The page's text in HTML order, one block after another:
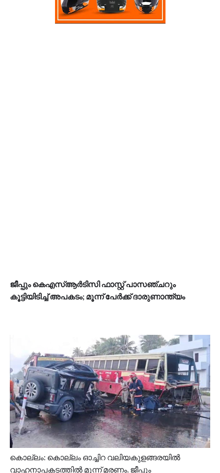
ജീപ്പും കെഎസ്ആർടിസി ഫാസ്റ്റ് പാസഞ്ചറും
കൂട്ടിയിടിച്ച് അപകടം; മൂന്ന് പേര്‍ക്ക് ദാരുണാന്ത്യം
കൊല്ലം: കൊല്ലം ഓച്ചിറ വലിയകുളങ്ങരയിൽ
വാഹനാപകടത്തിൽ മൂന്ന് മരണം. ജീപ്പും